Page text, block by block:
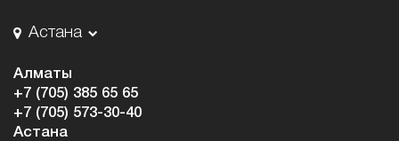
Астана
Алматы
+7 (705) 385 65 65
+7 (705) 573-30-40
Астана